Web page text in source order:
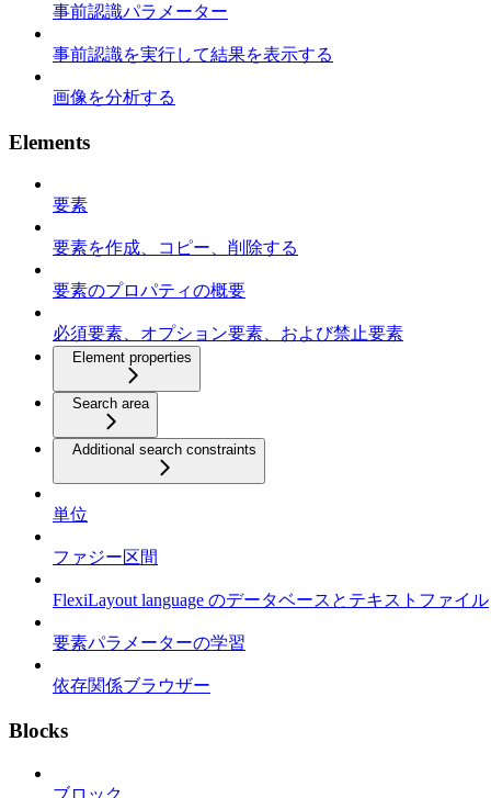
事前認識パラメーター
事前認識を実行して結果を表示する
画像を分析する
Elements
要素
要素を作成、コピー、削除する
要素のプロパティの概要
必須要素、オプション要素、および禁止要素
Element properties
Search area
Additional search constraints
単位
ファジー区間
FlexiLayout language のデータベースとテキストファイル
要素パラメーターの学習
依存関係ブラウザー
Blocks
ブロック